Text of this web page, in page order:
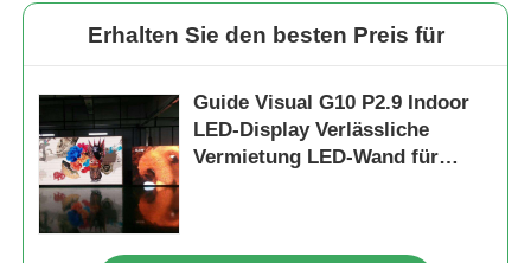
Erhalten Sie den besten Preis für
Guide Visual G10 P2.9 Indoor
LED-Display Verlässliche
Vermietung LED-Wand für